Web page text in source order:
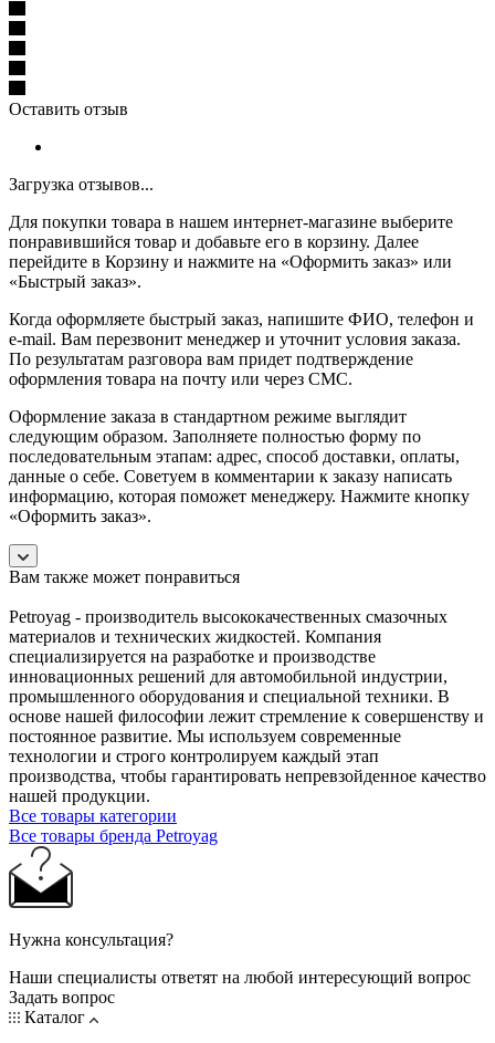
Оставить отзыв
Загрузка отзывов...
Для покупки товара в нашем интернет-магазине выберите
понравившийся товар и добавьте его в корзину. Далее
перейдите в Корзину и нажмите на «Оформить заказ» или
«Быстрый заказ».
Когда оформляете быстрый заказ, напишите ФИО, телефон и
e-mail. Вам перезвонит менеджер и уточнит условия заказа.
По результатам разговора вам придет подтверждение
оформления товара на почту или через СМС.
Оформление заказа в стандартном режиме выглядит
следующим образом. Заполняете полностью форму по
последовательным этапам: адрес, способ доставки, оплаты,
данные о себе. Советуем в комментарии к заказу написать
информацию, которая поможет менеджеру. Нажмите кнопку
«Оформить заказ».
Вам также может понравиться
Petroyag - производитель высококачественных смазочных
материалов и технических жидкостей. Компания
специализируется на разработке и производстве
инновационных решений для автомобильной индустрии,
промышленного оборудования и специальной техники. В
основе нашей философии лежит стремление к совершенству и
постоянное развитие. Мы используем современные
технологии и строго контролируем каждый этап
производства, чтобы гарантировать непревзойденное качество
нашей продукции.
Все товары категории
Все товары бренда Petroyag
Нужна консультация?
Наши специалисты ответят на любой интересующий вопрос
Задать вопрос
Каталог